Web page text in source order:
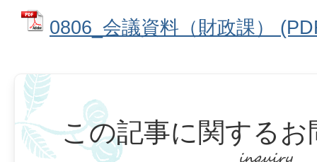
0806_会議資料（財政課）
この記事に関するお